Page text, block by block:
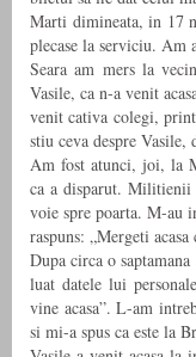
Marti dimineata, in 17
plecase la serviciu. Am
Seara am mers la
Vasile, ca n-a venit
venit cativa colegi,
stiu ceva despre
Am fost atunci, joi, la
ca a disparut.
voie spre poarta. M-au
raspuns: „Mergeti
Dupa circa o
luat datele lui
vine acasa”. L-am
si mi-a spus ca este la